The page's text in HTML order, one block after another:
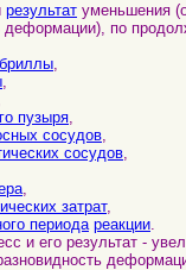
результат уменьшения
деформации), по
,
,
пузыря,
сосудов,
сосудов,
,
затрат,
периода реакции.
и его результат -